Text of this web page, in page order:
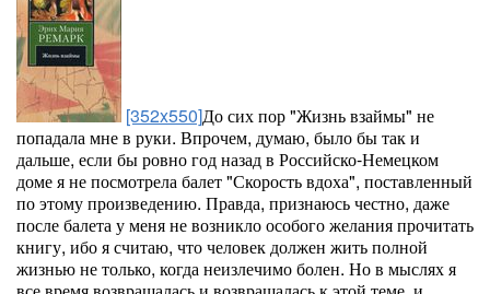
[352x550]До сих пор "Жизнь взаймы" не
попадала мне в руки. Впрочем, думаю, было бы так и
дальше, если бы ровно год назад в Российско-Немецком
доме я не посмотрела балет "Скорость вдоха", поставленный
по этому произведению. Правда, признаюсь честно, даже
после балета у меня не возникло особого желания прочитать
книгу, ибо я считаю, что человек должен жить полной
жизнью не только, когда неизлечимо болен. Но в мыслях я